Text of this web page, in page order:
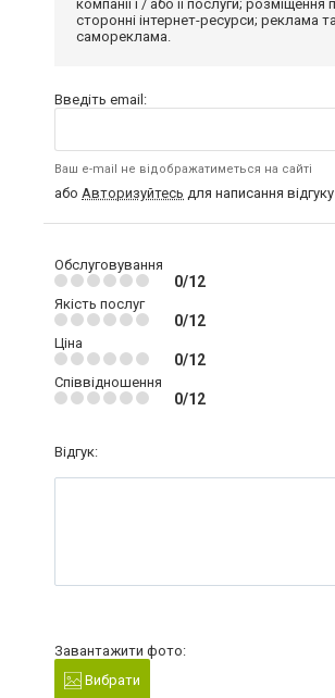
компанії і / або її послуги; розміщення
сторонні інтернет-ресурси; реклама та
самореклама.
Введіть email:
Ваш e-mail не відображатиметься на сайті
або Авторизуйтесь для написання відгуку
Обслуговування
0/12
Якість послуг
0/12
Ціна
0/12
Співвідношення
0/12
Відгук:
Завантажити фото:
Вибрати